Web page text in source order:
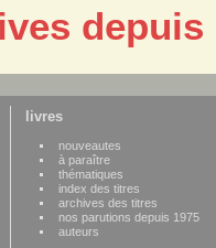
depuis
livres
nouveautes
à paraître
thématiques
index des titres
archives des titres
nos parutions depuis 1975
auteurs